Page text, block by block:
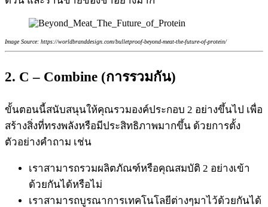
Image Source: https://worldbranddesign.com/bulletproof-beyond-meat-the-future-of-protein/
2. C – Combine (การรวมกัน)
ขั้นตอนนี้สนับสนุนให้คุณรวมองค์ประกอบ 2 อย่างขึ้นไป เพื่อ
สร้างสิ่งที่ทรงพลังหรือมีประสิทธิภาพมากขึ้น ด้วยการตั้ง
ตัวอย่างคำถาม เช่น
เราสามารถรวมผลิตภัณฑ์หรือคุณสมบัติ 2 อย่างเข้า
ด้วยกันได้หรือไม่
เราสามารถบูรณาการเทคโนโลยีต่างๆมาไว้ด้วยกันได้